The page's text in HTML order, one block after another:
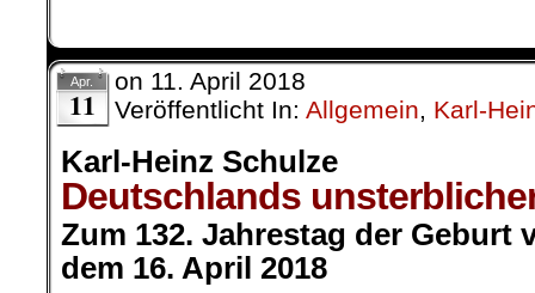
Apr.
11
on 11. April 2018
Veröffentlicht In: Allgemein, Karl-
Karl-Heinz Schulze
Deutschlands
Zum 132. Jahrestag der Geburt
dem 16. April 2018